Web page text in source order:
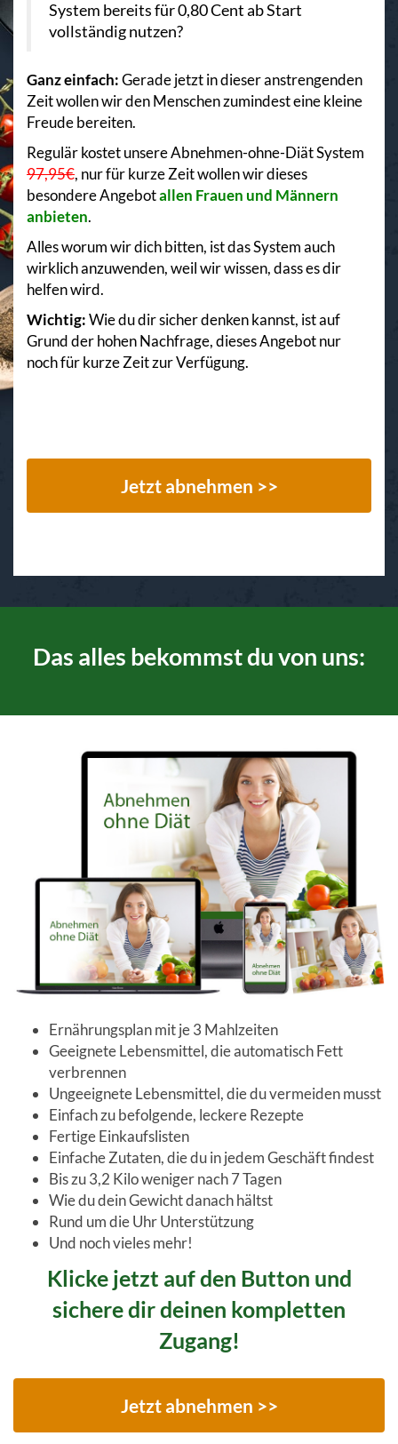
System bereits für 0,80 Cent ab Start
vollständig nutzen?
Ganz einfach:Gerade jetzt in dieser anstrengenden
Zeit wollen wir den Menschen zumindest eine kleine
Freude bereiten.
Regulär kostet unsere Abnehmen-ohne-Diät System
97,95€, nur für kurze Zeit wollen wir dieses
besondere Angebotallen Frauen und Männern
anbieten.
Alles worum wir dich bitten, ist das System auch
wirklich anzuwenden, weil wir wissen, dass es dir
helfen wird.
Wichtig:Wie du dir sicher denken kannst, ist auf
Grund der hohen Nachfrage, dieses Angebot nur
noch für kurze Zeit zur Verfügung.
Jetzt abnehmen >>
Das alles bekommst du von uns:
Ernährungsplan mit je 3 Mahlzeiten
Geeignete Lebensmittel, die automatisch Fett
verbrennen
Ungeeignete Lebensmittel, die du vermeiden musst
Einfach zu befolgende, leckere Rezepte
Fertige Einkaufslisten
Einfache Zutaten, die du in jedem Geschäft findest
Bis zu 3,2 Kilo weniger nach 7 Tagen
Wie du dein Gewicht danach hältst
Rund um die Uhr Unterstützung
Und noch vieles mehr!
Klicke jetzt auf den Button und
sichere dir deinen kompletten
Zugang!
Jetzt abnehmen >>